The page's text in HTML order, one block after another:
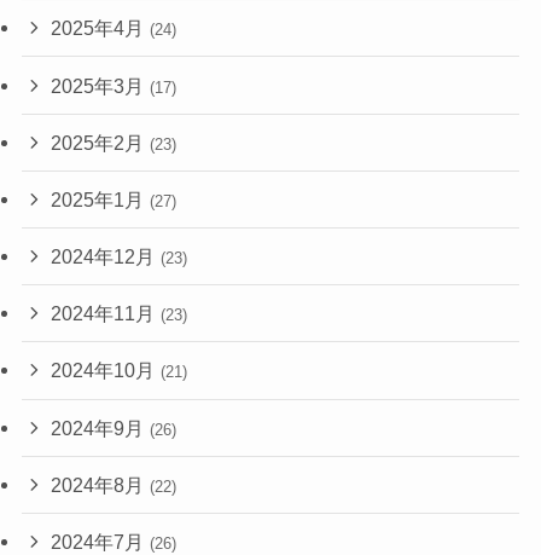
2025年4月 (24)
2025年3月 (17)
2025年2月 (23)
2025年1月 (27)
2024年12月 (23)
2024年11月 (23)
2024年10月 (21)
2024年9月 (26)
2024年8月 (22)
2024年7月 (26)